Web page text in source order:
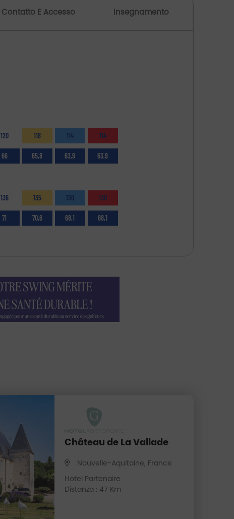
Contatto E Accesso Insegnamento
120 118 114 114
66 65,8 63,9 63,9
136 135 130 130
71 70,6 68,1 68,1
Château de La Vallade
Nouvelle-Aquitaine, France
Hotel Partenaire
Distanza : 47 Km